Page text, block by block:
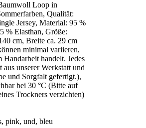
Loop in
Qualität:
Jersey, Material: 95 %
% Elasthan, Größe:
cm, Breite ca. 29 cm
minimal variieren,
Handarbeit handelt. Jedes
aus unserer Werkstatt und
und Sorgfalt gefertigt.),
bei 30 °C (Bitte auf
Trockners verzichten)
pink, und, bleu